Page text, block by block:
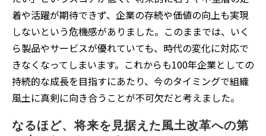
着や活躍が期待できず、企業の存続や価値の向上も実現
しないという危機感がありました。このままでは、いく
ら製品やサービスが優れていても、時代の変化に対応で
きなくなってしまいます。これからも100年企業としての
持続的な成長を目指すにあたり、今のタイミングで組織
風土に真剣に向き合うことが不可欠だと考えました。
なるほど、将来を見据えた風土改革への第